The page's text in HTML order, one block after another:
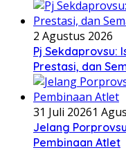
2 Agustus 2026
Pj Sekdaprovsu:
Prestasi, dan
31 Juli 20261
Jelang
Pembinaan Atlet